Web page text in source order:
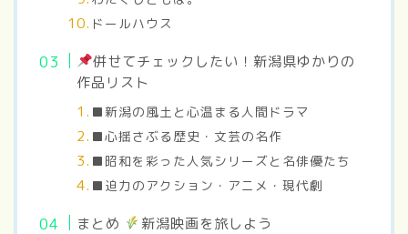
ドールハウス
併せてチェックしたい！新潟県ゆかりの
作品リスト
■新潟の風土と心温まる人間ドラマ
■心揺さぶる歴史・文芸の名作
■昭和を彩った人気シリーズと名俳優たち
■迫力のアクション・アニメ・現代劇
まとめ
新潟映画を旅しよう